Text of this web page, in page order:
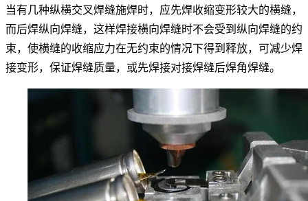
当有几种纵横交叉焊缝施焊时，应先焊收缩变形较大的横缝，
而后焊纵向焊缝，这样焊接横向焊缝时不会受到纵向焊缝的约
束，使横缝的收缩应力在无约束的情况下得到释放，可减少焊
接变形，保证焊缝质量，或先焊接对接焊缝后焊角焊缝。